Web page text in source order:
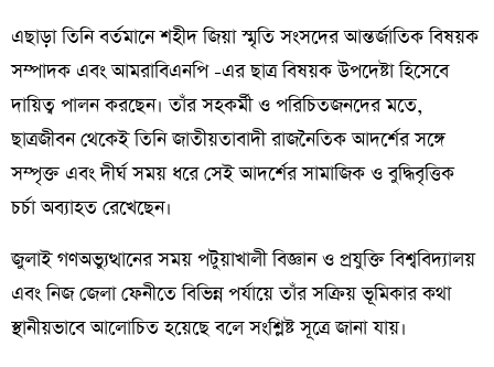
এছাড়া তিনি বর্তমানে শহীদ জিয়া স্মৃতি সংসদের আন্তর্জাতিক বিষয়ক
সম্পাদক এবং আমরাবিএনপি -এর ছাত্র বিষয়ক উপদেষ্টা হিসেবে
দায়িত্ব পালন করছেন। তাঁর সহকর্মী ও পরিচিতজনদের মতে,
ছাত্রজীবন থেকেই তিনি জাতীয়তাবাদী রাজনৈতিক আদর্শের সঙ্গে
সম্পৃক্ত এবং দীর্ঘ সময় ধরে সেই আদর্শের সামাজিক ও বুদ্ধিবৃত্তিক
চর্চা অব্যাহত রেখেছেন।
জুলাই গণঅভ্যুত্থানের সময় পটুয়াখালী বিজ্ঞান ও প্রযুক্তি বিশ্ববিদ্যালয়
এবং নিজ জেলা ফেনীতে বিভিন্ন পর্যায়ে তাঁর সক্রিয় ভূমিকার কথা
স্থানীয়ভাবে আলোচিত হয়েছে বলে সংশ্লিষ্ট সূত্রে জানা যায়।